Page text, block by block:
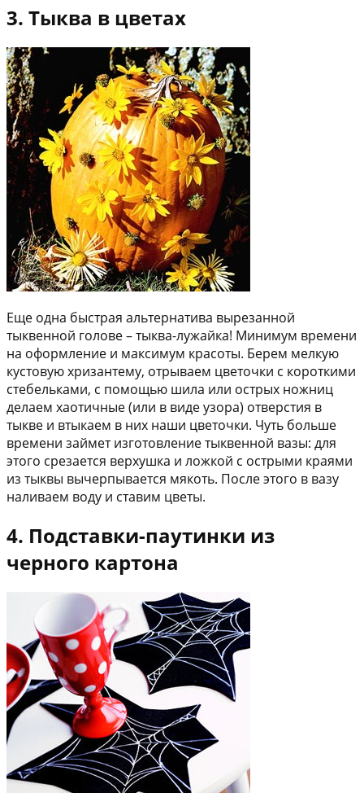
3. Тыква в цветах
Еще одна быстрая альтернатива вырезанной
тыквенной голове – тыква-лужайка! Минимум времени
на оформление и максимум красоты. Берем мелкую
кустовую хризантему, отрываем цветочки с короткими
стебельками, с помощью шила или острых ножниц
делаем хаотичные (или в виде узора) отверстия в
тыкве и втыкаем в них наши цветочки. Чуть больше
времени займет изготовление тыквенной вазы: для
этого срезается верхушка и ложкой с острыми краями
из тыквы вычерпывается мякоть. После этого в вазу
наливаем воду и ставим цветы.
4. Подставки-паутинки из
черного картона